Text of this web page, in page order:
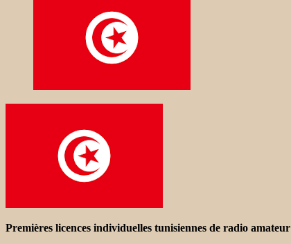
Premières licences individuelles tunisiennes de radio amateur